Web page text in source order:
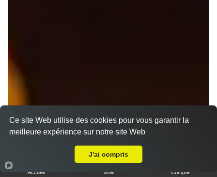
Accueil Panier Compte
Ce site Web utilise des cookies pour vous garantir la
meilleure expérience sur notre site Web
J'ai compris